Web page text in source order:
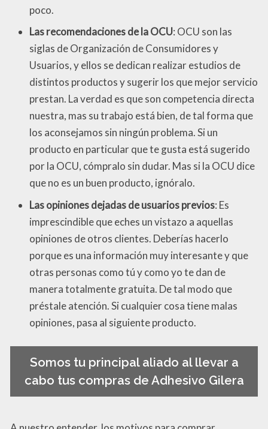
poco.
Las recomendaciones de la OCU: OCU son las
siglas de Organización de Consumidores y
Usuarios, y ellos se dedican realizar estudios de
distintos productos y sugerir los que mejor servicio
prestan. La verdad es que son competencia directa
nuestra, mas su trabajo está bien, de tal forma que
los aconsejamos sin ningún problema. Si un
producto en particular que te gusta está sugerido
por la OCU, cómpralo sin dudar. Mas si la OCU dice
que no es un buen producto, ignóralo.
Las opiniones dejadas de usuarios previos: Es
imprescindible que eches un vistazo a aquellas
opiniones de otros clientes. Deberías hacerlo
porque es una información muy interesante y que
otras personas como tú y como yo te dan de
manera totalmente gratuita. De tal modo que
préstale atención. Si cualquier cosa tiene malas
opiniones, pasa al siguiente producto.
Somos tu principal aliado al llevar a
cabo tus compras de Adhesivo Gilera